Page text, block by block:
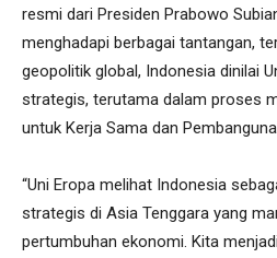
resmi dari Presiden Prabowo
menghadapi berbagai tantangan,
geopolitik global, Indonesia dinilai
strategis, terutama dalam proses
untuk Kerja Sama dan
“Uni Eropa melihat Indonesia
strategis di Asia Tenggara yang
pertumbuhan ekonomi. Kita